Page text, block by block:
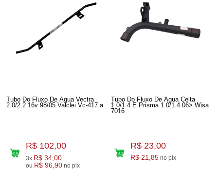
Tubo Do Fluxo De Agua Vectra
2.0/2.2 16v 98/05 Valclei Vc-417.a
R$ 102,00
3x R$ 34,00
ou R$ 96,90 no pix
Tubo Do Fluxo De Agua Celta
1.0/1.4 E Prisma 1.0/1.4 06> Wisa
7016
R$ 23,00
R$ 21,85 no pix